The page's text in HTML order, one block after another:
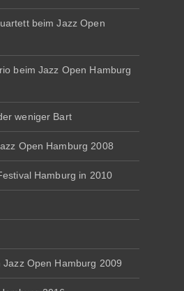
beim Jazz Open
beim Jazz Open Hamburg
weniger Bart
Open Hamburg 2008
Hamburg in 2010
Open Hamburg 2009